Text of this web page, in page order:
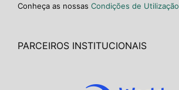
Conheça as nossas Condições de Utilização
PARCEIROS INSTITUCIONAIS